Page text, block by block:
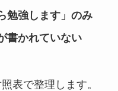
勉強します」のみ
書かれていない
表で整理します。